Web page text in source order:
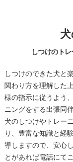
しつけのト
しつけのできた犬と
関わり方を理解した
様の指示に従うよう
ニングをする出張同
犬のしつけやトレー
り、豊富な知識と経
導しますので、安心
とがあれば電話にて